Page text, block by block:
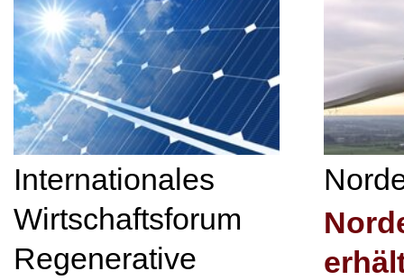
Internationales
Wirtschaftsforum
Regenerative